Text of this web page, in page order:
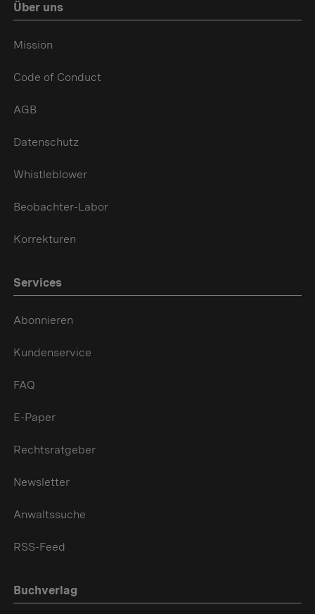
Über uns
Mission
Code of Conduct
AGB
Datenschutz
Whistleblower
Beobachter-Labor
Korrekturen
Services
Abonnieren
Kundenservice
FAQ
E-Paper
Rechtsratgeber
Newsletter
Anwaltssuche
RSS-Feed
Buchverlag